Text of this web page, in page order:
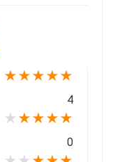
★
★
★
★
★
4
★
★
★
★
★
0